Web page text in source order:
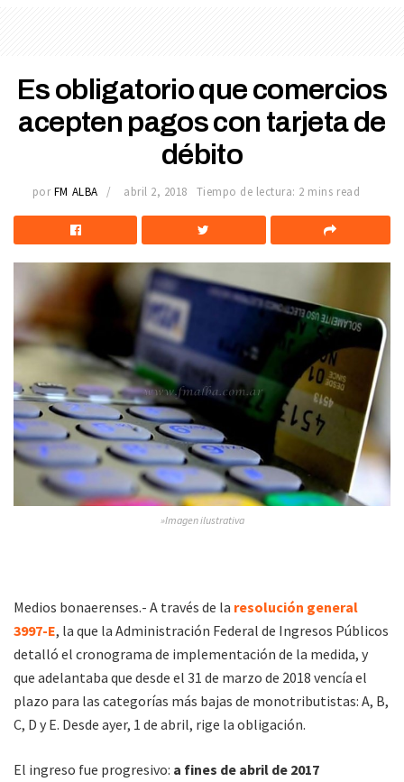
Es obligatorio que comercios
acepten pagos con tarjeta de
débito
por FM ALBA abril 2, 2018 Tiempo de lectura: 2 mins read
»Imagen ilustrativa
Medios bonaerenses.- A través de la resolución general
3997-E, la que la Administración Federal de Ingresos Públicos
detalló el cronograma de implementación de la medida, y
que adelantaba que desde el 31 de marzo de 2018 vencía el
plazo para las categorías más bajas de monotributistas: A, B,
C, D y E. Desde ayer, 1 de abril, rige la obligación.
El ingreso fue progresivo: a fines de abril de 2017